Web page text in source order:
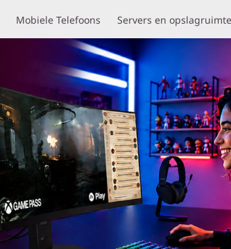
Mobiele Telefoons Servers en opslagruimte